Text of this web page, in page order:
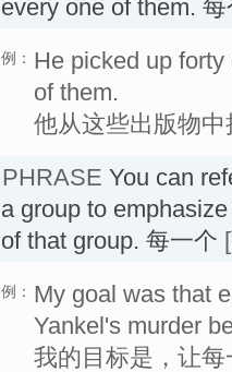
every one of them. 每
例： He picked up
of them.
他从这些出版物
PHRASE You can
a group to
of that group. 每一个
例： My goal was that
Yankel's murder
我的目标是，让